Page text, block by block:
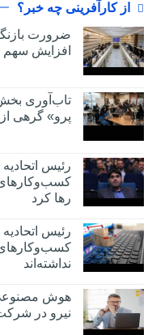
از کارآفرینی چه خبر؟
ضرورت
افزایش
تاب‌آوری
پرو» گرهی از
رئیس
کسب‌وکارهای
رها کرد
رئیس
نداشته‌اند
هوش مصنوعی
نیرو در